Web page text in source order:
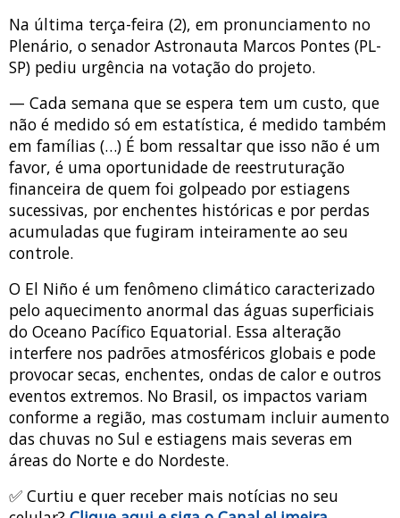
Na última terça-feira (2), em pronunciamento no
Plenário, o senador Astronauta Marcos Pontes (PL-
SP) pediu urgência na votação do projeto.
— Cada semana que se espera tem um custo, que
não é medido só em estatística, é medido também
em famílias (…) É bom ressaltar que isso não é um
favor, é uma oportunidade de reestruturação
financeira de quem foi golpeado por estiagens
sucessivas, por enchentes históricas e por perdas
acumuladas que fugiram inteiramente ao seu
controle.
O El Niño é um fenômeno climático caracterizado
pelo aquecimento anormal das águas superficiais
do Oceano Pacífico Equatorial. Essa alteração
interfere nos padrões atmosféricos globais e pode
provocar secas, enchentes, ondas de calor e outros
eventos extremos. No Brasil, os impactos variam
conforme a região, mas costumam incluir aumento
das chuvas no Sul e estiagens mais severas em
áreas do Norte e do Nordeste.
✅ Curtiu e quer receber mais notícias no seu